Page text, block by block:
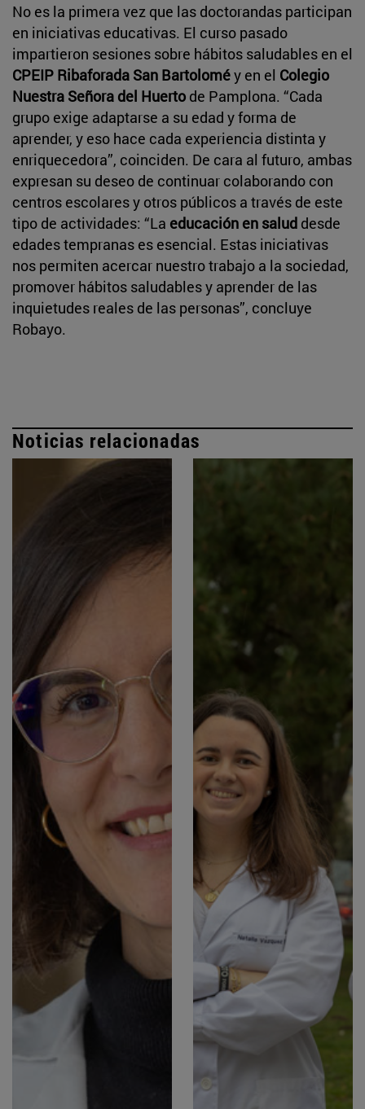
No es la primera vez que las doctorandas participan
en iniciativas educativas. El curso pasado
impartieron sesiones sobre hábitos saludables en el
CPEIP Ribaforada San Bartoloméy en el Colegio
Nuestra Señora del Huerto de Pamplona. “Cada
grupo exige adaptarse a su edad y forma de
aprender, y eso hace cada experiencia distinta y
enriquecedora”, coinciden. De cara al futuro, ambas
expresan su deseo de continuar colaborando con
centros escolares y otros públicos a través de este
tipo de actividades: “La educación en salud desde
edades tempranas es esencial. Estas iniciativas
nos permiten acercar nuestro trabajo a la sociedad,
promover hábitos saludables y aprender de las
inquietudes reales de las personas”, concluye
Robayo.
Noticias relacionadas